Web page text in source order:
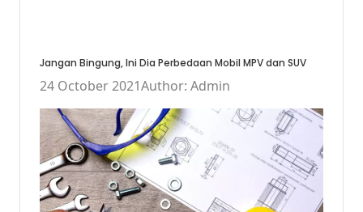
Jangan Bingung, Ini Dia Perbedaan Mobil MPV dan SUV
24 October 2021Author: Admin